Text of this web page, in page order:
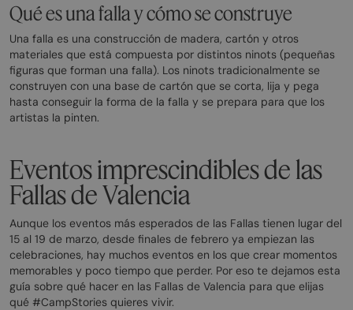
Qué es una falla y cómo se construye
Una falla es una construcción de madera, cartón y otros
materiales que está compuesta por distintos ninots (pequeñas
figuras que forman una falla). Los ninots tradicionalmente se
construyen con una base de cartón que se corta, lija y pega
hasta conseguir la forma de la falla y se prepara para que los
artistas la pinten.
Eventos imprescindibles de las
Fallas de Valencia
Aunque los eventos más esperados de las Fallas tienen lugar del
15 al 19 de marzo, desde finales de febrero ya empiezan las
celebraciones, hay muchos eventos en los que crear momentos
memorables y poco tiempo que perder. Por eso te dejamos esta
guía sobre qué hacer en las Fallas de Valencia para que elijas
qué #CampStories quieres vivir.